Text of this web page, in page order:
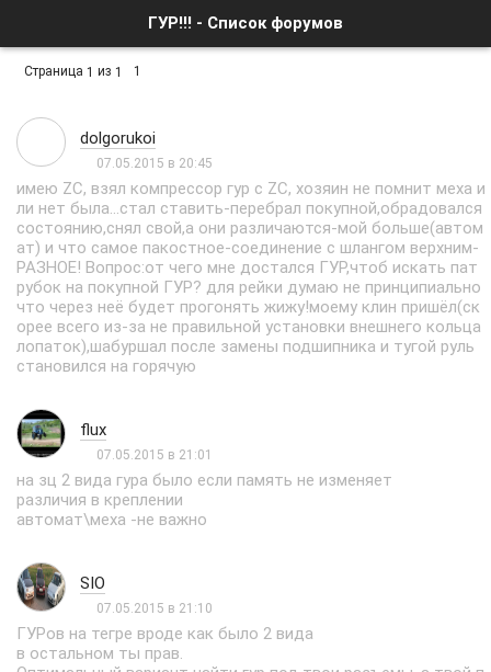
ГУР!!! - Список форумов
Страница 1 из 1 1
dolgorukoi
07.05.2015 в 20:45
имею ZC, взял компрессор гур с ZC, хозяин не помнит меха и
ли нет была...стал ставить-перебрал покупной,обрадовался
состоянию,снял свой,а они различаются-мой больше(автом
ат) и что самое пакостное-соединение с шлангом верхним-
РАЗНОЕ! Вопрос:от чего мне достался ГУР,чтоб искать пат
рубок на покупной ГУР? для рейки думаю не принципиально
что через неё будет прогонять жижу!моему клин пришёл(ск
орее всего из-за не правильной установки внешнего кольца
лопаток),шабуршал после замены подшипника и тугой руль
становился на горячую
flux
07.05.2015 в 21:01
на зц 2 вида гура было если память не изменяет
различия в креплении
автомат\меха -не важно
SIO
07.05.2015 в 21:10
ГУРов на тегре вроде как было 2 вида
в остальном ты прав.